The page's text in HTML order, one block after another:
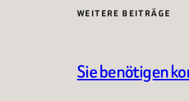
WEITERE BEITRÄGE
Sie benötigen